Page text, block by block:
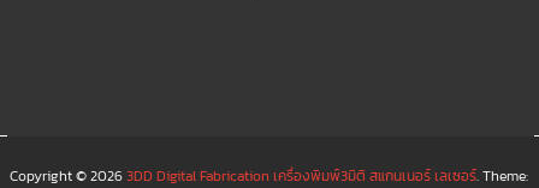
Copyright © 20263DD Digital Fabrication เครื่องพิมพ์3มิติ สแกนเนอร์ เลเซอร์. Theme: